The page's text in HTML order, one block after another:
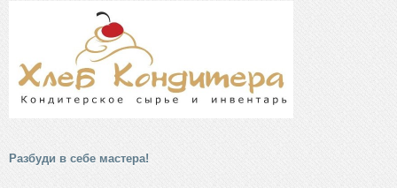
Разбуди в себе мастера!